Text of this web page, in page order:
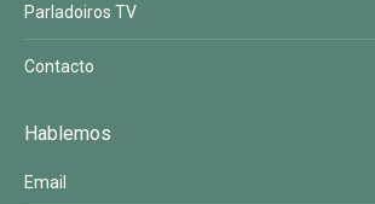
Parladoiros TV
Contacto
Hablemos
Email